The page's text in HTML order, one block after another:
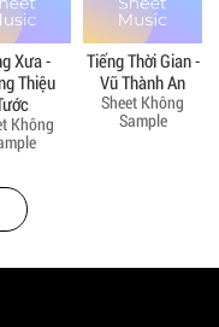
Xưa -
Thiệu
Không
Tiếng Thời Gian -
Vũ Thành An
Sheet Không
Sample